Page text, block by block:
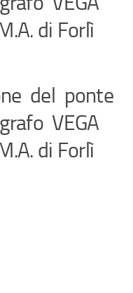
di Forlì
del ponte
VEGA
di Forlì